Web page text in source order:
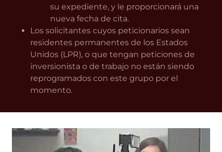
su expediente, y le proporcionará una
nueva fecha de cita.
Los solicitantes cuyos peticionarios sean
residentes permanentes de los Estados
Unidos (LPR), o que tengan peticiones de
inversionista o de trabajo no están siendo
reprogramados con este grupo por el
momento.